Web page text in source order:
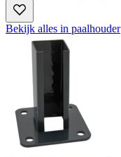
Bekijk alles in paalhouder